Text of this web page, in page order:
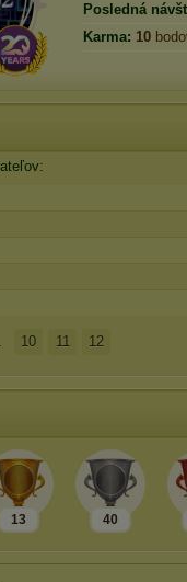
Posledná
Karma: 10
10 11 12
13 40